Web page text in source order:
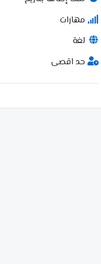
مهارات
لغة
حد اقصى